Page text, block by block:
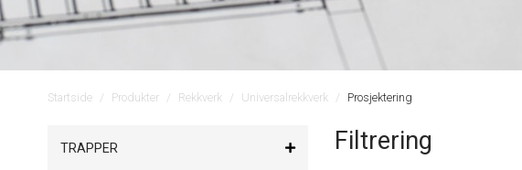
Startside Produkter Rekkverk Universalrekkverk Prosjektering
TRAPPER Filtrering